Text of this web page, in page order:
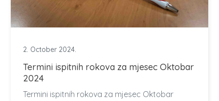
2. October 2024.
Termini ispitnih rokova za mjesec Oktobar
2024
Termini ispitnih rokova za mjesec Oktobar